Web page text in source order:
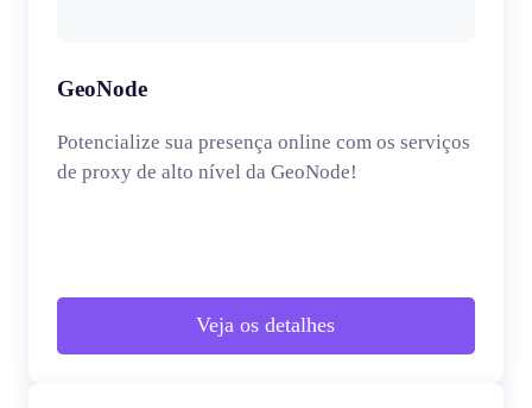
GeoNode
Potencialize sua presença online com os serviços
de proxy de alto nível da GeoNode!
Veja os detalhes